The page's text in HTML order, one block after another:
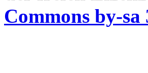
Commons by-sa